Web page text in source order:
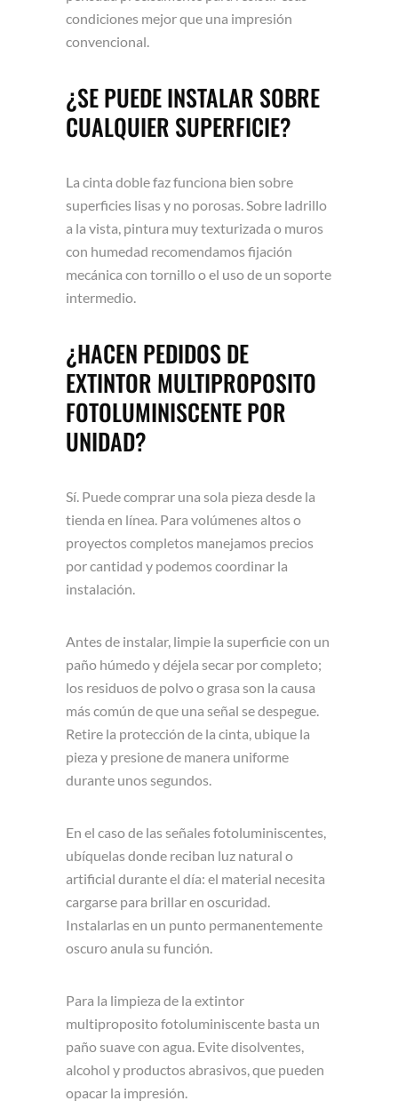
condiciones mejor que una impresión
convencional.
¿SE PUEDE INSTALAR SOBRE
CUALQUIER SUPERFICIE?
La cinta doble faz funciona bien sobre
superficies lisas y no porosas. Sobre ladrillo
a la vista, pintura muy texturizada o muros
con humedad recomendamos fijación
mecánica con tornillo o el uso de un soporte
intermedio.
¿HACEN PEDIDOS DE
EXTINTOR MULTIPROPOSITO
FOTOLUMINISCENTE POR
UNIDAD?
Sí. Puede comprar una sola pieza desde la
tienda en línea. Para volúmenes altos o
proyectos completos manejamos precios
por cantidad y podemos coordinar la
instalación.
Antes de instalar, limpie la superficie con un
paño húmedo y déjela secar por completo;
los residuos de polvo o grasa son la causa
más común de que una señal se despegue.
Retire la protección de la cinta, ubique la
pieza y presione de manera uniforme
durante unos segundos.
En el caso de las señales fotoluminiscentes,
ubíquelas donde reciban luz natural o
artificial durante el día: el material necesita
cargarse para brillar en oscuridad.
Instalarlas en un punto permanentemente
oscuro anula su función.
Para la limpieza de la extintor
multiproposito fotoluminiscente basta un
paño suave con agua. Evite disolventes,
alcohol y productos abrasivos, que pueden
opacar la impresión.